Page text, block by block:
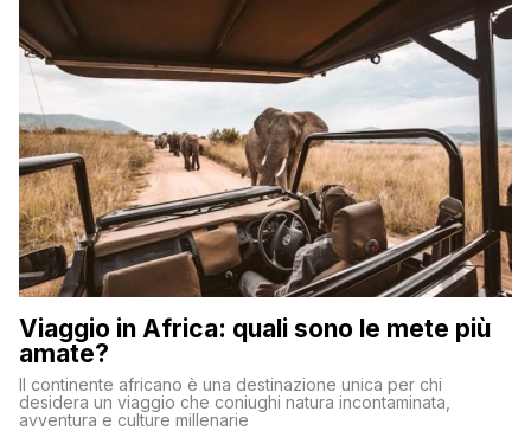
Viaggio in Africa: quali sono le mete più
amate?
Il continente africano è una destinazione unica per chi
desidera un viaggio che coniughi natura incontaminata,
avventura e culture millenarie